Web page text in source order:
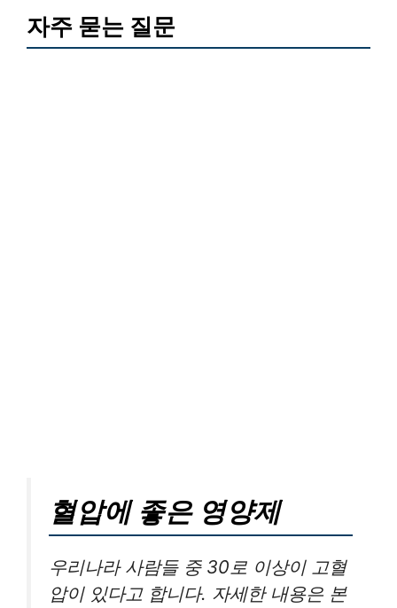
자주 묻는 질문
혈압에 좋은 영양제
우리나라 사람들 중 30로 이상이 고혈
압이 있다고 합니다. 자세한 내용은 본